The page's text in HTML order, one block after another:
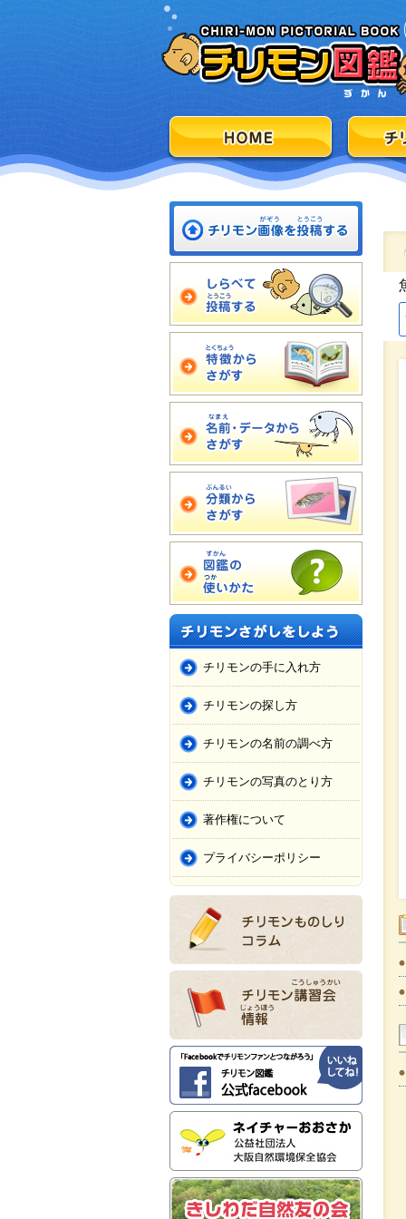
チリモンの手に入れ方
チリモンの探し方
チリモンの名前の調べ方
チリモンの写真のとり方
著作権について
プライバシーポリシー